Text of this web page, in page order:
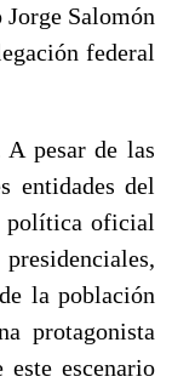
Jorge Salomón
federal
pesar de las
entidades del
política oficial
la población
protagonista
escenario